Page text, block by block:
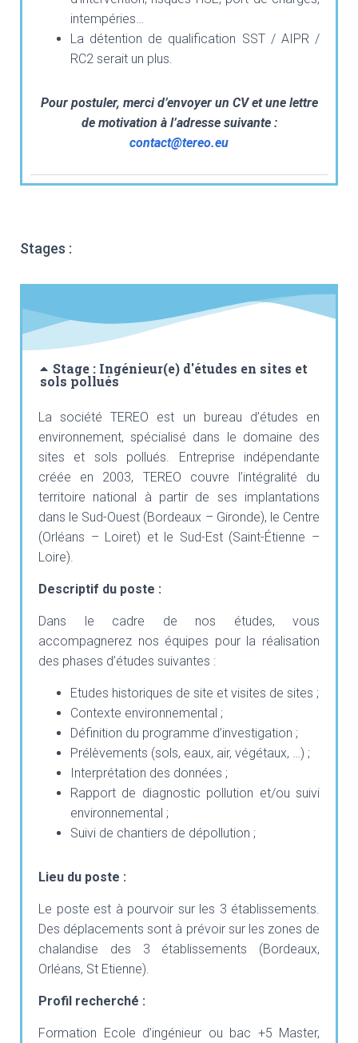
intempéries…
La détention de qualification SST / AIPR /
RC2 serait un plus.
Pour postuler, merci d’envoyer un CV et une lettre
de motivation à l’adresse suivante :
contact@tereo.eu
Stages :
Stage : Ingénieur(e) d'études en sites et
sols pollués
La société TEREO est un bureau d’études en
environnement, spécialisé dans le domaine des
sites et sols pollués. Entreprise indépendante
créée en 2003, TEREO couvre l’intégralité du
territoire national à partir de ses implantations
dans le Sud-Ouest (Bordeaux – Gironde), le Centre
(Orléans – Loiret) et le Sud-Est (Saint-Étienne –
Loire).
Descriptif du poste :
Dans le cadre de nos études, vous
accompagnerez nos équipes pour la réalisation
des phases d’études suivantes :
Etudes historiques de site et visites de sites ;
Contexte environnemental ;
Définition du programme d’investigation ;
Prélèvements (sols, eaux, air, végétaux, …) ;
Interprétation des données ;
Rapport de diagnostic pollution et/ou suivi
environnemental ;
Suivi de chantiers de dépollution ;
Lieu du poste :
Le poste est à pourvoir sur les 3 établissements.
Des déplacements sont à prévoir sur les zones de
chalandise des 3 établissements (Bordeaux,
Orléans, St Etienne).
Profil recherché :
Formation Ecole d’ingénieur ou bac +5 Master,